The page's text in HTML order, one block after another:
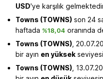
USD'ye karşılık
Towns (TOWNS) son 24
haftada %18,04 oranında
Towns (TOWNS) ,
bir ayın en yüksek
Towns (TOWNS) ,